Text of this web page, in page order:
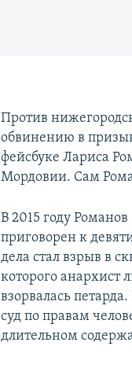
Против
обвинению в
фейсбуке Лариса
Мордовии. Сам
В 2015 году
приговорен к
дела стал взрыв в
которого анархист
взорвалась
суд по правам
длительном